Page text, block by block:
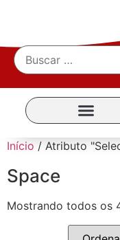
Início / Atributo
Space
Mostrando todos os